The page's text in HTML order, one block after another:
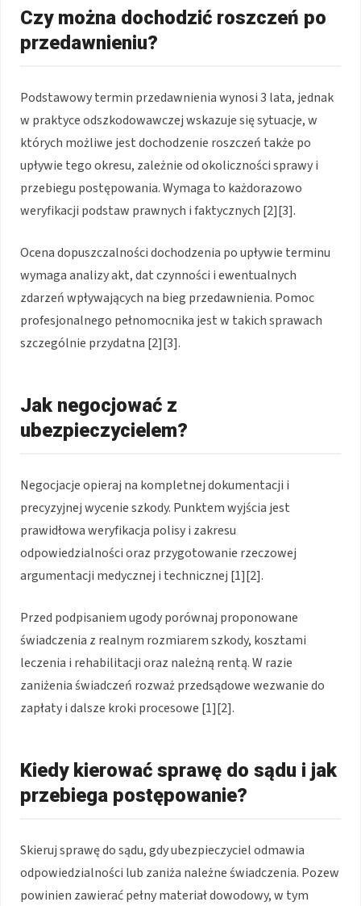
Czy można dochodzić roszczeń po
przedawnieniu?
Podstawowy termin przedawnienia wynosi 3 lata, jednak
w praktyce odszkodowawczej wskazuje się sytuacje, w
których możliwe jest dochodzenie roszczeń także po
upływie tego okresu, zależnie od okoliczności sprawy i
przebiegu postępowania. Wymaga to każdorazowo
weryfikacji podstaw prawnych i faktycznych [2][3].
Ocena dopuszczalności dochodzenia po upływie terminu
wymaga analizy akt, dat czynności i ewentualnych
zdarzeń wpływających na bieg przedawnienia. Pomoc
profesjonalnego pełnomocnika jest w takich sprawach
szczególnie przydatna [2][3].
Jak negocjować z
ubezpieczycielem?
Negocjacje opieraj na kompletnej dokumentacji i
precyzyjnej wycenie szkody. Punktem wyjścia jest
prawidłowa weryfikacja polisy i zakresu
odpowiedzialności oraz przygotowanie rzeczowej
argumentacji medycznej i technicznej [1][2].
Przed podpisaniem ugody porównaj proponowane
świadczenia z realnym rozmiarem szkody, kosztami
leczenia i rehabilitacji oraz należną rentą. W razie
zaniżenia świadczeń rozważ przedsądowe wezwanie do
zapłaty i dalsze kroki procesowe [1][2].
Kiedy kierować sprawę do sądu i jak
przebiega postępowanie?
Skieruj sprawę do sądu, gdy ubezpieczyciel odmawia
odpowiedzialności lub zaniża należne świadczenia. Pozew
powinien zawierać pełny materiał dowodowy, w tym